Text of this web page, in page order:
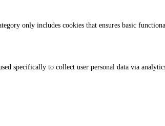
only includes cookies that ensures basic
specifically to collect user personal data via